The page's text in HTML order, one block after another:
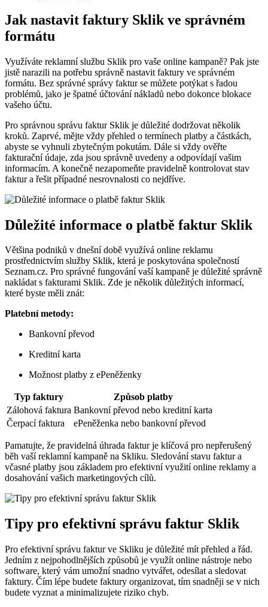
Jak nastavit faktury Sklik ve správném
‍formátu
Využíváte reklamní‌ službu Sklik pro vaše online kampaně? ⁢Pak jste
jistě narazili ⁣na potřebu správně nastavit⁢ faktury ve správném
formátu. Bez správné⁤ správy⁢ faktur se ​můžete potýkat s řadou
problémů, ​jako je ‍špatné⁣ účtování nákladů nebo dokonce blokace
vašeho účtu.
Pro správnou správu faktur Sklik je⁤ důležité dodržovat několik
kroků. Zaprvé, mějte vždy přehled o termínech platby ‌a ⁢částkách,
abyste se vyhnuli zbytečným pokutám. Dále si vždy ověřte
fakturační údaje, zda jsou správně uvedeny a odpovídají vašim
informacím. A konečně‍ nezapomeňte pravidelně kontrolovat stav
faktur a řešit případné nesrovnalosti co nejdříve.
Důležité⁤ informace​ o⁣ platbě faktur Sklik
Většina ​podniků v dnešní době ⁢využívá online reklamu
prostřednictvím služby Sklik, ​která je poskytována společností
Seznam.cz. ​Pro ‍správné fungování vaší‌ kampaně je​ důležité správně
nakládat s fakturami ​Sklik. Zde je několik důležitých informací,
které byste měli znát:
Platební metody:
Bankovní převod
Kreditní karta
Možnost platby ​z ePeněženky
Typ​ faktury
Způsob ⁢platby
Zálohová faktura Bankovní převod nebo kreditní‌ karta
Čerpací faktura
ePeněženka ⁣nebo⁢ bankovní převod
Pamatujte, ‌že pravidelná úhrada faktur je ⁣klíčová pro nepřerušený
⁤běh vaší⁤ reklamní kampaně na Skliku. Sledování stavu faktur a
včasné platby jsou základem pro efektivní ‌využití online reklamy a
dosahování vašich marketingových ‍cílů.
Tipy ⁤pro ⁣efektivní správu faktur Sklik
Pro efektivní správu faktur ve Skliku je důležité mít přehled a ‌řád.
⁢Jedním z nejpohodlnějších způsobů je⁢ využít online nástroje nebo
software, který vám umožní snadno vytvářet, odesílat a⁢ sledovat
faktury. Čím lépe budete faktury organizovat, tím snadněji se v​ nich
budete⁢ vyznat a minimalizujete riziko ‍chyb.